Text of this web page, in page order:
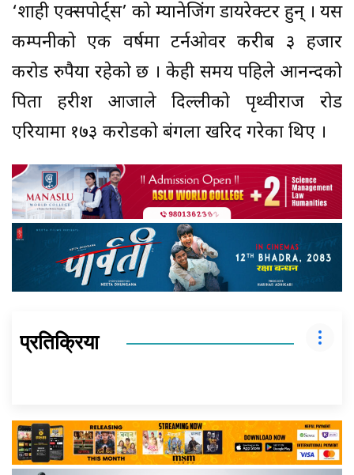
‘शाही एक्सपोर्ट्स’ को म्यानेजिंग डायरेक्टर हुन् । यस
कम्पनीको एक वर्षमा टर्नओवर करीब ३ हजार
करोड रुपैया रहेको छ । केही समय पहिले आनन्दको
पिता हरीश आहूजाले दिल्लीको पृथ्वीराज रोड
एरियामा १७३ करोडको बंगला खरिद गरेका थिए ।
प्रतिक्रिया